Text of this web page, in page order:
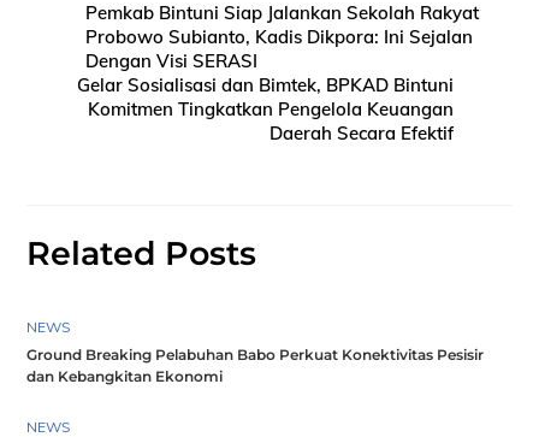
Pemkab Bintuni Siap Jalankan Sekolah Rakyat
Probowo Subianto, Kadis Dikpora: Ini Sejalan
Dengan Visi SERASI
Gelar Sosialisasi dan Bimtek, BPKAD Bintuni
Komitmen Tingkatkan Pengelola Keuangan
Daerah Secara Efektif
Related Posts
NEWS
Ground Breaking Pelabuhan Babo Perkuat Konektivitas Pesisir
dan Kebangkitan Ekonomi
NEWS